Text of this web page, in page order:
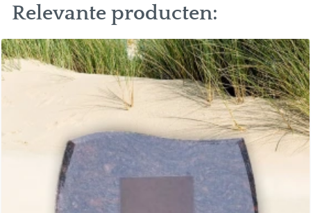
Relevante producten: